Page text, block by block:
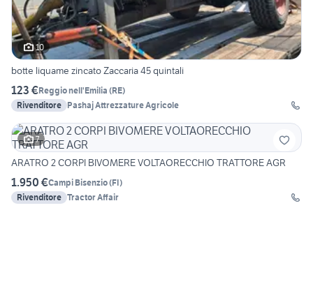
10
botte liquame zincato Zaccaria 45 quintali
123 €Reggio nell'Emilia (RE)
Rivenditore Pashaj Attrezzature Agricole
7
ARATRO 2 CORPI BIVOMERE VOLTAORECCHIO TRATTORE AGR
1.950 €Campi Bisenzio(FI)
Rivenditore Tractor Affair